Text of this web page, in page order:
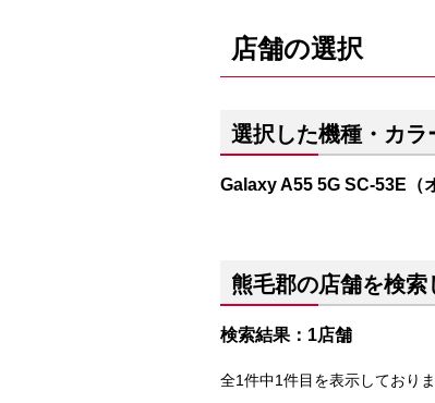
店舗の選択
選択した機種・カラ
Galaxy A55 5G SC-53E（
熊毛郡の店舗を検
検索結果：1店舗
全1件中1件目を表示しており